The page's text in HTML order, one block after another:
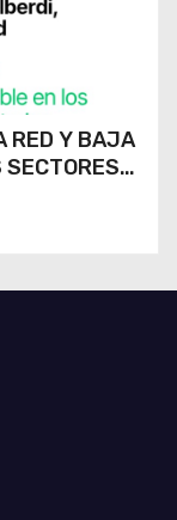
RED Y BAJA
SECTORES